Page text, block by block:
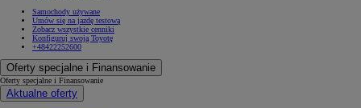
Samochody używane
Umów się na jazdę testową
Zobacz wszystkie cenniki
Konfiguruj swoją Toyotę
+48422252600
Oferty specjalne i Finansowanie
Oferty specjalne i Finansowanie
Aktualne oferty